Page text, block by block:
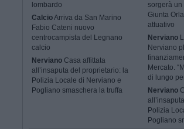
lombardo
CalcioArriva da San Marino
Fabio Cateni nuovo
centrocampista del Legnano
calcio
Nerviano Casa affittata
all’insaputa del proprietario: la
Polizia Locale di Nerviano e
Pogliano smaschera la truffa
sorgerà un
Giunta
attuativo
Nerviano
Nerviano
Mercato.
di lungo
Nerviano
Polizia
Pogliano